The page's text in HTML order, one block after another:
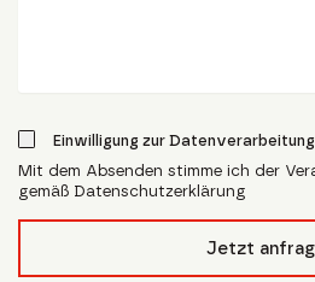
Einwilligung zur Datenverarbeitung
Mit dem Absenden stimme ich der
gemäß Datenschutzerklärung
Jetzt